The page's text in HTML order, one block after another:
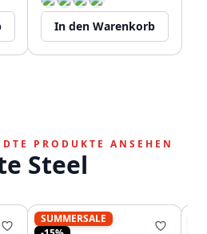
In den Warenkorb
PRODUKTE ANSEHEN
Steel
SUMMERSALE